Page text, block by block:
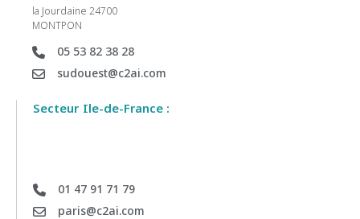
la Jourdaine 24700
MONTPON
05 53 82 38 28
sudouest@c2ai.com
Secteur Ile-de-France :
01 47 91 71 79
paris@c2ai.com